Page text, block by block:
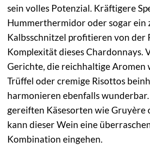
sein volles Potenzial. Kräftigere
Hummerthermidor oder sogar ein
Kalbsschnitzel profitieren von der
Komplexität dieses Chardonnays.
Gerichte, die reichhaltige Aromen
Trüffel oder cremige Risottos
harmonieren ebenfalls wunderbar.
gereiften Käsesorten wie Gruyère
kann dieser Wein eine
Kombination eingehen.